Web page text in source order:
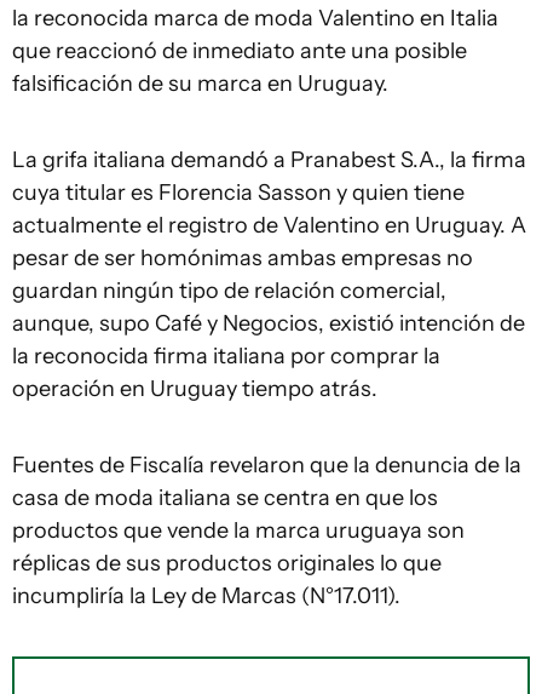
la reconocida marca de moda Valentino en Italia
que reaccionó de inmediato ante una posible
falsificación de su marca en Uruguay.
La grifa italiana demandó a Pranabest S.A., la firma
cuya titular es Florencia Sasson y quien tiene
actualmente el registro de Valentino en Uruguay. A
pesar de ser homónimas ambas empresas no
guardan ningún tipo de relación comercial,
aunque, supo Café y Negocios, existió intención de
la reconocida firma italiana por comprar la
operación en Uruguay tiempo atrás.
Fuentes de Fiscalía revelaron que la denuncia de la
casa de moda italiana se centra en que los
productos que vende la marca uruguaya son
réplicas de sus productos originales lo que
incumpliría la Ley de Marcas (N°17.011).